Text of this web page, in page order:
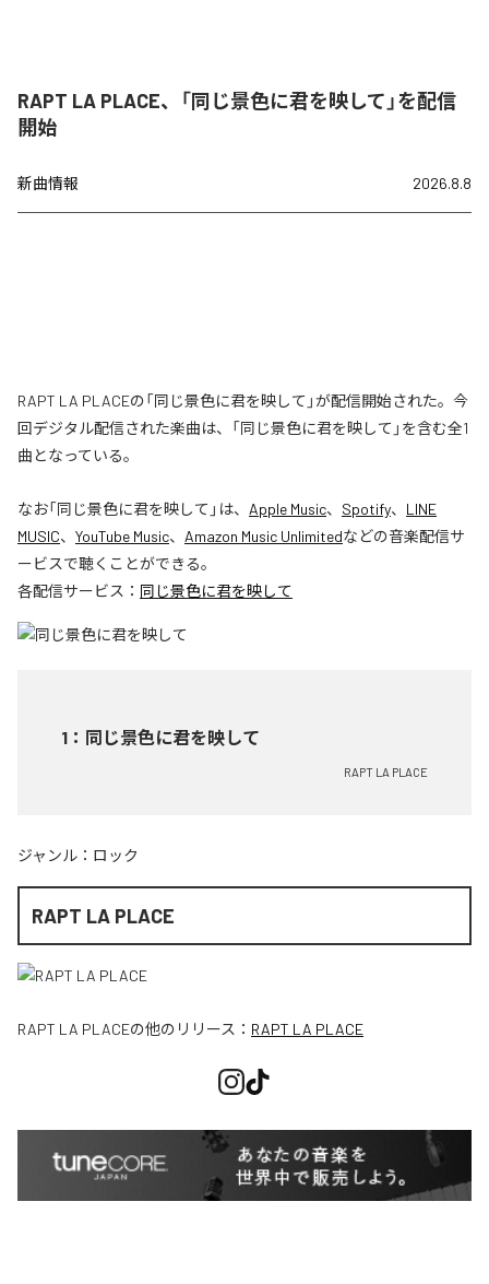
RAPT LA PLACE、「同じ景色に君を映して」を配信
開始
新曲情報 2026.8.8
RAPT LA PLACEの「同じ景色に君を映して」が配信開始された。今
回デジタル配信された楽曲は、「同じ景色に君を映して」を含む全1
曲となっている。
なお「同じ景色に君を映して 」は、 Apple Music、 Spotify、 LINE
MUSIC、 YouTube Music、 Amazon Music Unlimitedなどの音楽配信サ
ービスで聴くことができる。
各配信サービス： 同じ景色に君を映して
1 ： 同じ景色に君を映して
RAPT LA PLACE
ジャンル： ロック
RAPT LA PLACE
RAPT LA PLACEの他のリリース： RAPT LA PLACE